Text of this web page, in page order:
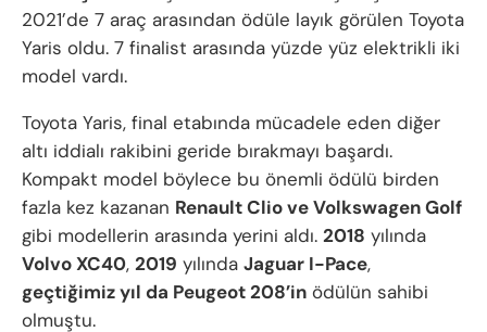
2021’de 7 araç arasından ödüle layık görülen Toyota
Yaris oldu. 7 finalist arasında yüzde yüz elektrikli iki
model vardı.
Toyota Yaris, final etabında mücadele eden diğer
altı iddialı rakibini geride bırakmayı başardı.
Kompakt model böylece bu önemli ödülü birden
fazla kez kazanan Renault Clio ve Volkswagen Golf
gibi modellerin arasında yerini aldı. 2018 yılında
Volvo XC40, 2019 yılında Jaguar I-Pace,
geçtiğimiz yıl da Peugeot 208’in ödülün sahibi
olmuştu.